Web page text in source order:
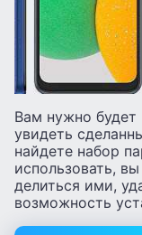
Вам нужно будет
увидеть
найдете набор
использовать,
делиться ими,
возможность